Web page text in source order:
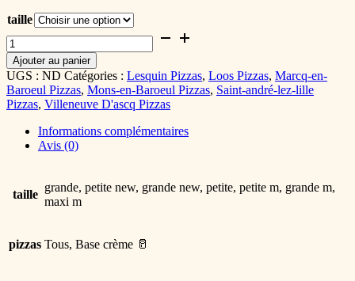
taille
quantité
de
Tartufo*
Ajouter au panier
UGS : ND Catégories : Lesquin Pizzas, Loos Pizzas, Marcq-en-
Baroeul Pizzas, Mons-en-Baroeul Pizzas, Saint-andré-lez-lille
Pizzas, Villeneuve D'ascq Pizzas
Informations complémentaires
Avis (0)
taille
grande, petite new, grande new, petite, petite m, grande m,
maxi m
pizzas Tous, Base crème 🥛